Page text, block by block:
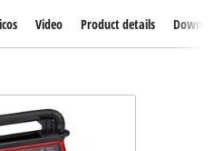
Video Product details